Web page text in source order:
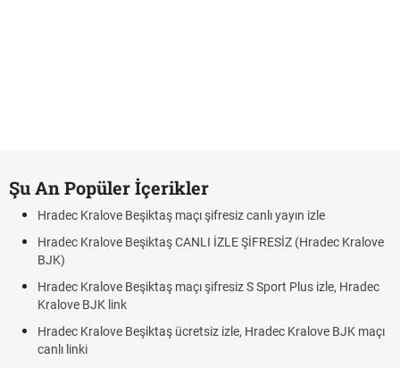
Şu An Popüler İçerikler
Hradec Kralove Beşiktaş maçı şifresiz canlı yayın izle
Hradec Kralove Beşiktaş CANLI İZLE ŞİFRESİZ (Hradec Kralove
BJK)
Hradec Kralove Beşiktaş maçı şifresiz S Sport Plus izle, Hradec
Kralove BJK link
Hradec Kralove Beşiktaş ücretsiz izle, Hradec Kralove BJK maçı
canlı linki